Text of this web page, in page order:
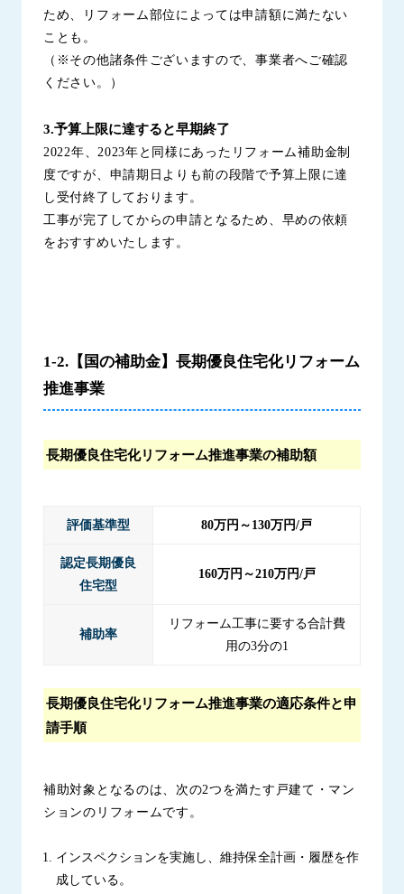
ため、リフォーム部位によっては申請額に満たない
ことも。
（※その他諸条件ございますので、事業者へご確認
ください。）
3.予算上限に達すると早期終了
2022年、2023年と同様にあったリフォーム補助金制
度ですが、申請期日よりも前の段階で予算上限に達
し受付終了しております。
工事が完了してからの申請となるため、早めの依頼
をおすすめいたします。
1-2.【国の補助金】長期優良住宅化リフォーム
推進事業
長期優良住宅化リフォーム推進事業の補助額
評価基準型 80万円～130万円/戸
認定長期優良
住宅型
160万円～210万円/戸
補助率
リフォーム工事に要する合計費
用の3分の1
長期優良住宅化リフォーム推進事業の適応条件と申
請手順
補助対象となるのは、次の2つを満たす戸建て・マン
ションのリフォームです。
インスペクションを実施し、維持保全計画・履歴を作
成している。